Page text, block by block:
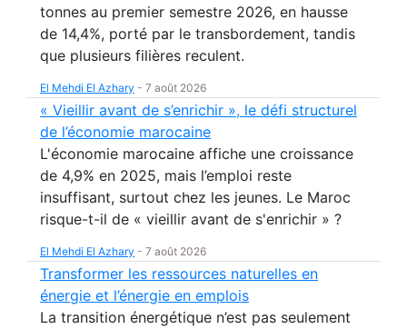
tonnes au premier semestre 2026, en hausse
de 14,4%, porté par le transbordement, tandis
que plusieurs filières reculent.
El Mehdi El Azhary - 7 août 2026
« Vieillir avant de s’enrichir », le défi structurel
de l’économie marocaine
L'économie marocaine affiche une croissance
de 4,9% en 2025, mais l’emploi reste
insuffisant, surtout chez les jeunes. Le Maroc
risque-t-il de « vieillir avant de s'enrichir » ?
El Mehdi El Azhary - 7 août 2026
Transformer les ressources naturelles en
énergie et l’énergie en emplois
La transition énergétique n’est pas seulement